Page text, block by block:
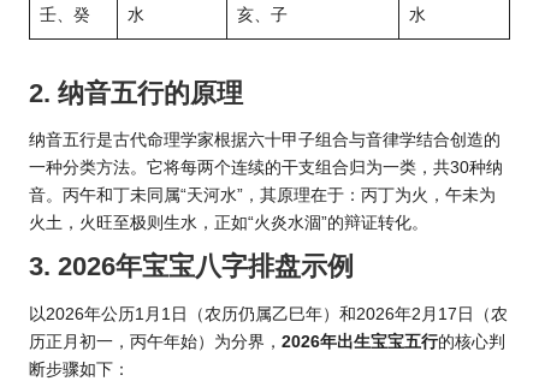
壬、癸 水 亥、子 水
2. 纳音五行的原理
纳音五行是古代命理学家根据六十甲子组合与音律学结合创造的
一种分类方法。它将每两个连续的干支组合归为一类，共30种纳
音。丙午和丁未同属“天河水”，其原理在于：丙丁为火，午未为
火土，火旺至极则生水，正如“火炎水涸”的辩证转化。
3. 2026年宝宝八字排盘示例
以2026年公历1月1日（农历仍属乙巳年）和2026年2月17日（农
历正月初一，丙午年始）为分界， 2026年出生宝宝五行的核心判
断步骤如下：